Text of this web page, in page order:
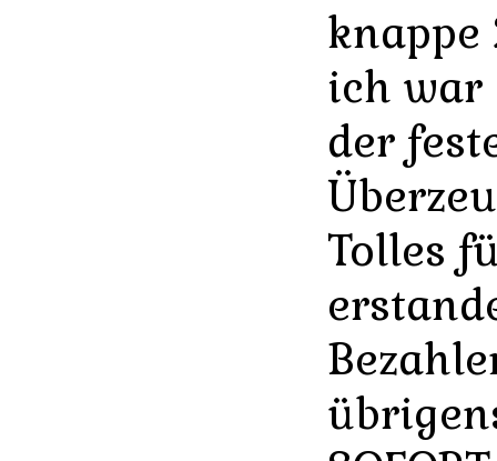
knappe
ich war
der
Tolles